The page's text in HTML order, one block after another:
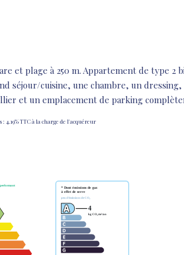
et plage à 250 m. Appartement de type
séjour/cuisine, une chambre, un
et un emplacement de parking
: 4.19% TTC à la charge de l'acquéreur